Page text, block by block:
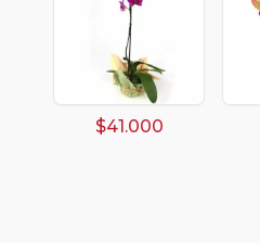
$41.000